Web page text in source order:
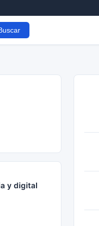
y digital